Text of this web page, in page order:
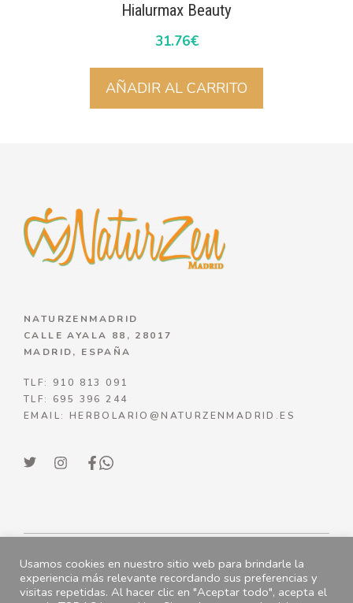
Hialurmax Beauty
31.76€
AÑADIR AL CARRITO
NATURZENMADRID
CALLE AYALA 88, 28017
MADRID, ESPAÑA
TLF: 910 813 091
TLF: 695 396 244
EMAIL: HERBOLARIO@NATURZENMADRID.ES
© NATURZENMADRID 2023
ENVÍOS |POLÍTICA DE DEVOLUCIONES
Usamos cookies en nuestro sitio web para brindarle la
experiencia más relevante recordando sus preferencias y
visitas repetidas. Al hacer clic en "Aceptar todo", acepta el